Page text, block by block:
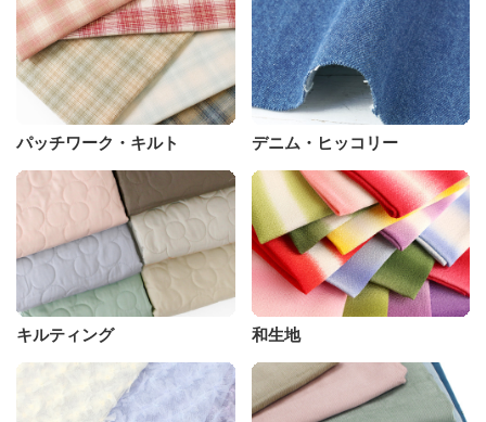
パッチワーク・キルト デニム・ヒッコリー
キルティング 和生地